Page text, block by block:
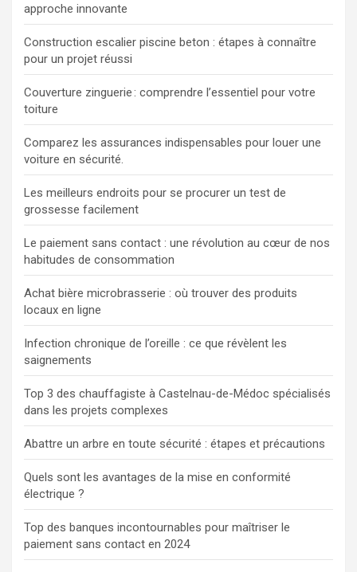
approche innovante
Construction escalier piscine beton : étapes à connaître
pour un projet réussi
Couverture zinguerie : comprendre l’essentiel pour votre
toiture
Comparez les assurances indispensables pour louer une
voiture en sécurité.
Les meilleurs endroits pour se procurer un test de
grossesse facilement
Le paiement sans contact : une révolution au cœur de nos
habitudes de consommation
Achat bière microbrasserie : où trouver des produits
locaux en ligne
Infection chronique de l’oreille : ce que révèlent les
saignements
Top 3 des chauffagiste à Castelnau-de-Médoc spécialisés
dans les projets complexes
Abattre un arbre en toute sécurité : étapes et précautions
Quels sont les avantages de la mise en conformité
électrique ?
Top des banques incontournables pour maîtriser le
paiement sans contact en 2024